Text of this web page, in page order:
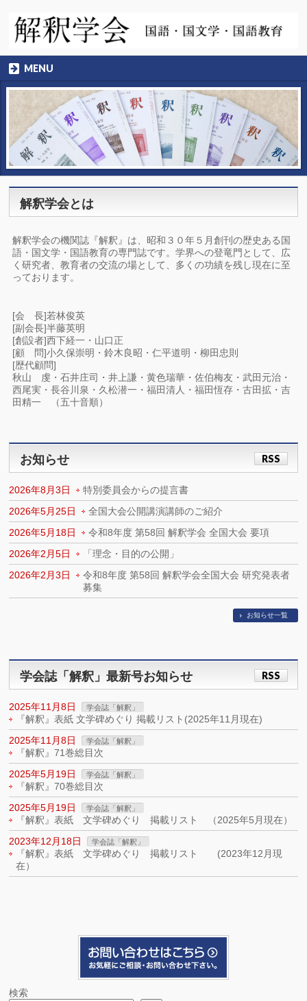
MENU
解釈学会とは
解釈学会の機関誌『解釈』は、昭和３０年５月創刊の歴史ある国
語・国文学・国語教育の専門誌です。学界への登竜門として、広
く研究者、教育者の交流の場として、多くの功績を残し現在に至
っております。
[会 長]若林俊英
[副会長]半藤英明
[創設者]西下経一・山口正
[顧 問]小久保崇明・鈴木良昭・仁平道明・柳田忠則
[歴代顧問]
秋山 虔・石井庄司・井上謙・黄色瑞華・佐伯梅友・武田元治・
西尾実・長谷川泉・久松潜一・福田清人・福田恆存・古田拡・吉
田精一 （五十音順）
お知らせ RSS
2026年8月3日
特別委員会からの提言書
2026年5月25日
全国大会公開講演講師のご紹介
2026年5月18日
令和8年度 第58回 解釈学会 全国大会 要項
2026年2月5日
「理念・目的の公開」
2026年2月3日
令和8年度 第58回 解釈学会全国大会 研究発表者
募集
お知らせ一覧
学会誌「解釈」最新号お知らせ RSS
2025年11月8日 学会誌「解釈」
『解釈』表紙 文学碑めぐり 掲載リスト(2025年11月現在)
2025年11月8日
学会誌「解釈」
『解釈』71巻総目次
2025年5月19日
学会誌「解釈」
『解釈』70巻総目次
2025年5月19日
学会誌「解釈」
『解釈』表紙 文学碑めぐり 掲載リスト （2025年5月現在）
2023年12月18日
学会誌「解釈」
『解釈』表紙 文学碑めぐり 掲載リスト (2023年12月現
在）
検索